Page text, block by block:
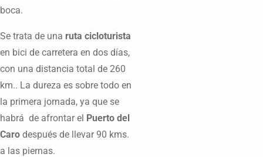
boca.
Se trata de una ruta cicloturista
en bici de carretera en dos días,
con una distancia total de 260
km.. La dureza es sobre todo en
la primera jornada, ya que se
habrá de afrontar el Puerto del
Caro después de llevar 90 kms.
a las piernas.